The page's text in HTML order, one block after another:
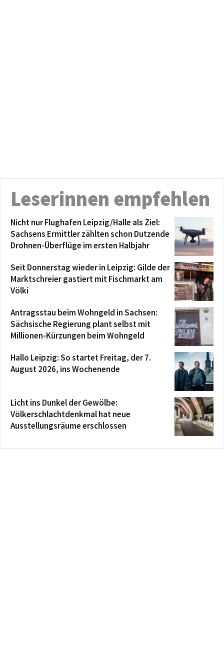
Leserinnen empfehlen
Nicht nur Flughafen Leipzig/Halle als Ziel:
Sachsens Ermittler zählten schon Dutzende
Drohnen-Überflüge im ersten Halbjahr
Seit Donnerstag wieder in Leipzig: Gilde der
Marktschreier gastiert mit Fischmarkt am
Völki
Antragsstau beim Wohngeld in Sachsen:
Sächsische Regierung plant selbst mit
Millionen-Kürzungen beim Wohngeld
Hallo Leipzig: So startet Freitag, der 7.
August 2026, ins Wochenende
Licht ins Dunkel der Gewölbe:
Völkerschlachtdenkmal hat neue
Ausstellungsräume erschlossen